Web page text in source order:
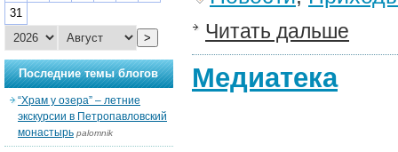
Читать дальше
Медиатека
31
>
Последние темы блогов
“Храм у озера” – летние
экскурсии в Петропавловский
монастырь palomnik